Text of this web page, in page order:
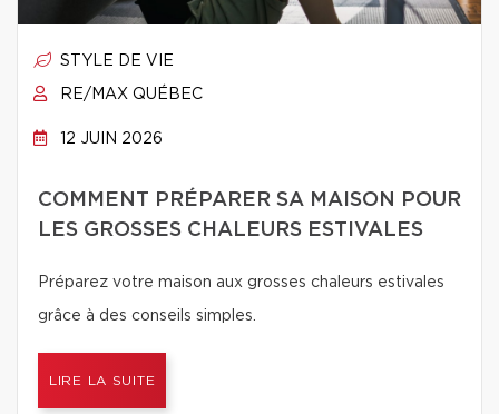
STYLE DE VIE
RE/MAX QUÉBEC
12 JUIN 2026
COMMENT PRÉPARER SA MAISON POUR
LES GROSSES CHALEURS ESTIVALES
Préparez votre maison aux grosses chaleurs estivales
grâce à des conseils simples.
LIRE LA SUITE